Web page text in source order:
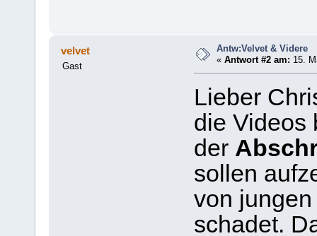
velvet
Gast
Antw:Velvet & Videre
«Antwort #2 am: 15.
Lieber
die Videos
der
sollen
von
schadet.